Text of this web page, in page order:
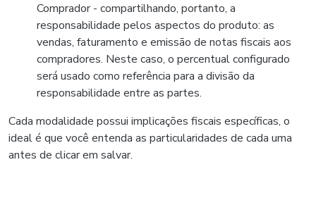
Comprador - compartilhando, portanto, a
responsabilidade pelos aspectos do produto: as
vendas, faturamento e emissão de notas fiscais aos
compradores. Neste caso, o percentual configurado
será usado como referência para a divisão da
responsabilidade entre as partes.
Cada modalidade possui implicações fiscais específicas, o
ideal é que você entenda as particularidades de cada uma
antes de clicar em salvar.